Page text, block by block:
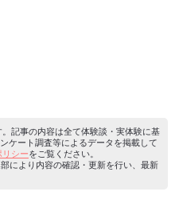
記事の内容は全て体験談・実体験に基
ケート調査等によるデータを掲載して
シーをご覧ください。
より内容の確認・更新を行い、最新